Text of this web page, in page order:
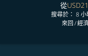
從
搜尋於： 8
來回/經